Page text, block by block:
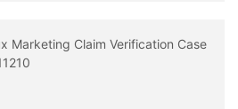
Marketing Claim Verification Case